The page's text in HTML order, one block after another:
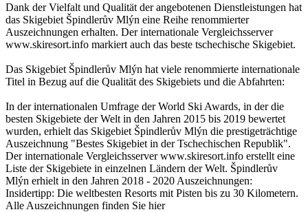
Dank der Vielfalt und Qualität der angebotenen Dienstleistungen hat
das Skigebiet Špindlerův Mlýn eine Reihe renommierter
Auszeichnungen erhalten. Der internationale Vergleichsserver
www.skiresort.info markiert auch das beste tschechische Skigebiet.
Das Skigebiet Špindlerův Mlýn hat viele renommierte internationale
Titel in Bezug auf die Qualität des Skigebiets und die Abfahrten:
In der internationalen Umfrage der World Ski Awards, in der die
besten Skigebiete der Welt in den Jahren 2015 bis 2019 bewertet
wurden, erhielt das Skigebiet Špindlerův Mlýn die prestigeträchtige
Auszeichnung "Bestes Skigebiet in der Tschechischen Republik".
Der internationale Vergleichsserver www.skiresort.info erstellt eine
Liste der Skigebiete in einzelnen Ländern der Welt. Špindlerův
Mlýn erhielt in den Jahren 2018 - 2020 Auszeichnungen:
Insidertipp: Die weltbesten Resorts mit Pisten bis zu 30 Kilometern.
Alle Auszeichnungen finden Sie hier